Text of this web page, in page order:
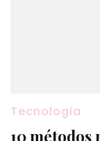
Tecnologia
10 métodos